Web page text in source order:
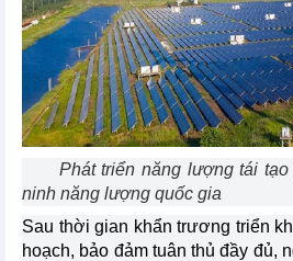
Phát triển năng lượng tái
ninh năng lượng quốc gia
Sau thời gian khẩn trương triển
hoạch, bảo đảm tuân thủ đầy đủ,